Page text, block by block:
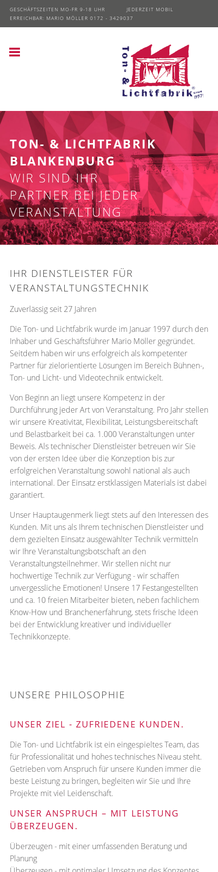
GESCHÄFTSZEITEN MO-FR 9-18 UHR JEDERZEIT MOBIL
ERREICHBAR: MARIO MÖLLER 0172 - 3429037
TON- & LICHTFABRIK
BLANKENBURG
WIR SIND IHR
PARTNER BEI JEDER
VERANSTALTUNG
IHR DIENSTLEISTER FÜR
VERANSTALTUNGSTECHNIK
Zuverlässig seit 27 Jahren
Die Ton- und Lichtfabrik wurde im Januar 1997 durch den
Inhaber und Geschäftsführer Mario Möller gegründet.
Seitdem haben wir uns erfolgreich als kompetenter
Partner für zielorientierte Lösungen im Bereich Bühnen-,
Ton- und Licht- und Videotechnik entwickelt.
Von Beginn an liegt unsere Kompetenz in der
Durchführung jeder Art von Veranstaltung. Pro Jahr stellen
wir unsere Kreativität, Flexibilität, Leistungsbereitschaft
und Belastbarkeit bei ca. 1.000 Veranstaltungen unter
Beweis. Als technischer Dienstleister betreuen wir Sie
von der ersten Idee über die Konzeption bis zur
erfolgreichen Veranstaltung sowohl national als auch
international. Der Einsatz erstklassigen Materials ist dabei
garantiert.
Unser Hauptaugenmerk liegt stets auf den Interessen des
Kunden. Mit uns als Ihrem technischen Dienstleister und
dem gezielten Einsatz ausgewählter Technik vermitteln
wir Ihre Veranstaltungsbotschaft an den
Veranstaltungsteilnehmer. Wir stellen nicht nur
hochwertige Technik zur Verfügung - wir schaffen
unvergessliche Emotionen! Unsere 17 Festangestellten
und ca. 10 freien Mitarbeiter bieten, neben fachlichem
Know-How und Branchenerfahrung, stets frische Ideen
bei der Entwicklung kreativer und individueller
Technikkonzepte.
UNSERE PHILOSOPHIE
UNSER ZIEL - ZUFRIEDENE KUNDEN.
Die Ton- und Lichtfabrik ist ein eingespieltes Team, das
für Professionalität und hohes technisches Niveau steht.
Getrieben vom Anspruch für unsere Kunden immer die
beste Leistung zu bringen, begleiten wir Sie und Ihre
Projekte mit viel Leidenschaft.
UNSER ANSPRUCH – MIT LEISTUNG
ÜBERZEUGEN.
Überzeugen - mit einer umfassenden Beratung und
Planung